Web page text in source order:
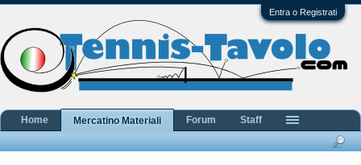
Entra o Registrati
Home Mercatino Materiali Forum Staff